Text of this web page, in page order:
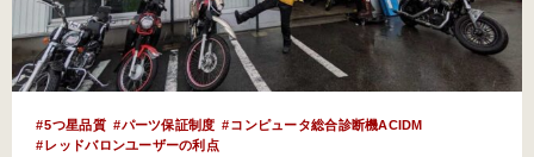
5つ星品質 パーツ保証制度
コンピュータ総合診断機ACIDM
レッドバロンユーザーの利点